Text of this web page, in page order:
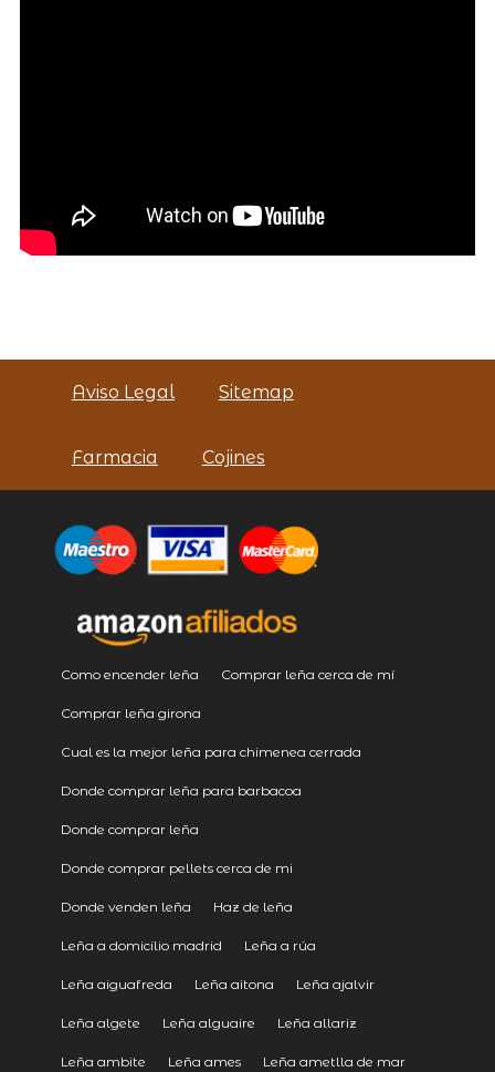
Aviso Legal Sitemap
Farmacia Cojines
Como encender leña Comprar leña cerca de mí
Comprar leña girona
Cual es la mejor leña para chimenea cerrada
Donde comprar leña para barbacoa
Donde comprar leña
Donde comprar pellets cerca de mi
Donde venden leña Haz de leña
Leña a domicilio madrid Leña a rúa
Leña aiguafreda Leña aitona Leña ajalvir
Leña algete Leña alguaire Leña allariz
Leña ambite Leña ames Leña ametlla de mar